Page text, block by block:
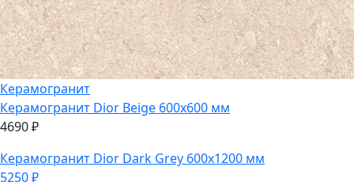
Керамогранит
Керамогранит Dior Beige 600х600 мм
4690₽
Керамогранит Dior Dark Grey 600х1200 мм
5250₽